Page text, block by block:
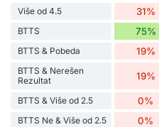
Više od 4.5 31%
BTTS 75%
BTTS & Pobeda 19%
BTTS & Nerešen
Rezultat
19%
BTTS & Više od 2.5 0%
BTTS Ne & Više od 2.5 0%